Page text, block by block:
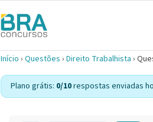
Início › Questões › Direito Trabalhista ›
Plano grátis: 0/10respostas enviadas